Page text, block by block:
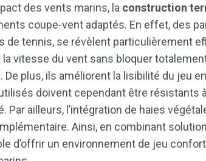
des vents marins, la construction
coupe-vent adaptés. En effet, des
de tennis, se révèlent particulièrement
vitesse du vent sans bloquer
plus, ils améliorent la lisibilité du jeu
doivent cependant être résistants à
Par ailleurs, l’intégration de haies
Ainsi, en combinant
d’offrir un environnement de jeu